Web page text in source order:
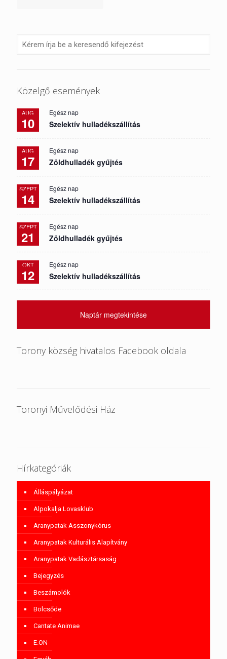
Közelgő események
AUG
10
Egész nap
Szelektív hulladékszállítás
AUG
17
Egész nap
Zöldhulladék gyűjtés
SZEPT
14
Egész nap
Szelektív hulladékszállítás
SZEPT
21
Egész nap
Zöldhulladék gyűjtés
OKT
12
Egész nap
Szelektív hulladékszállítás
Naptár megtekintése
Torony község hivatalos Facebook oldala
Toronyi Művelődési Ház
Hírkategóriák
Álláspályázat
Alpokalja Lovasklub
Aranypatak Asszonykórus
Aranypatak Kulturális Alapítvány
Aranypatak Vadásztársaság
Bejegyzés
Beszámolók
Bölcsőde
Cantate Animae
E.ON